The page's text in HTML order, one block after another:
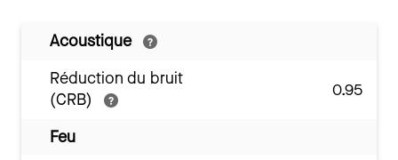
Acoustique
Réduction du bruit
(CRB)
0.95
Feu